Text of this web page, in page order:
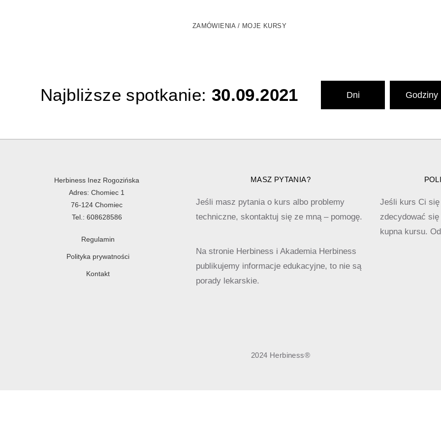
ZAMÓWIENIA / MOJE KURSY
Najbliższe spotkanie: 30.09.2021 Dni Godziny
Herbiness Inez Rogozińska
Adres: Chomiec 1
76-124 Chomiec
Tel.: 608628586
Regulamin
Polityka prywatności
Kontakt
MASZ PYTANIA?
Jeśli masz pytania o kurs albo problemy
techniczne, skontaktuj się ze mną – pomogę.
Na stronie Herbiness i Akademia Herbiness
publikujemy informacje edukacyjne, to nie są
porady lekarskie.
Jeśli kurs Ci
zdecydować
kupna kursu.
2024 Herbiness®